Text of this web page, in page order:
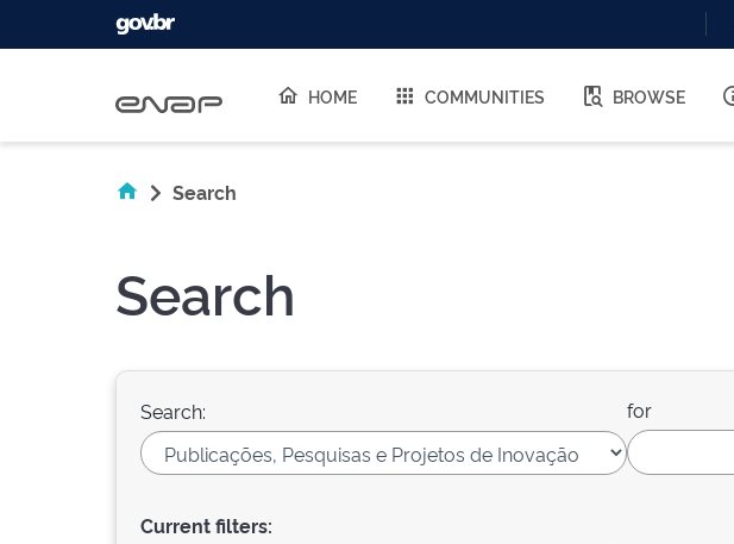
HOME COMMUNITIES BROWSE
Search
Search
Search: for
Current filters: